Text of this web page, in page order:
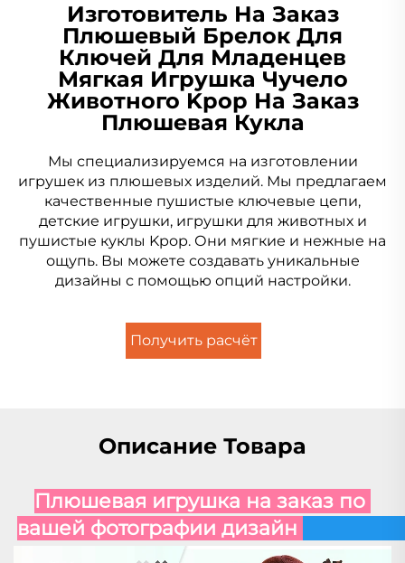
Изготовитель На Заказ
Плюшевый Брелок Для
Ключей Для Младенцев
Мягкая Игрушка Чучело
Животного Kpop На Заказ
Плюшевая Кукла
Мы специализируемся на изготовлении
игрушек из плюшевых изделий. Мы предлагаем
качественные пушистые ключевые цепи,
детские игрушки, игрушки для животных и
пушистые куклы Kpop. Они мягкие и нежные на
ощупь. Вы можете создавать уникальные
дизайны с помощью опций настройки.
Получить расчёт
Описание Товара
Плюшевая игрушка на заказ по
вашей фотографии